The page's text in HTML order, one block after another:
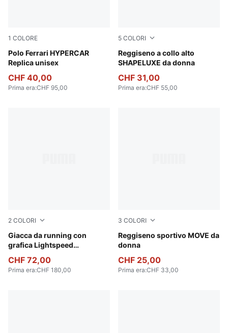
1 COLORE
Polo Ferrari HYPERCAR
Replica unisex
PUMA Red
CHF 40,00
Prima era:CHF 95,00
5 COLORI
Reggiseno a collo alto
SHAPELUXE da donna
Puma Black
CHF 31,00
Prima era:CHF 55,00
2 COLORI
Giacca da running con
grafica Lightspeed
Silver Mist-AOP
CHF 72,00
Prima era:CHF 180,00
3 COLORI
Reggiseno sportivo MOVE da
donna
Puma Black
CHF 25,00
Prima era:CHF 33,00